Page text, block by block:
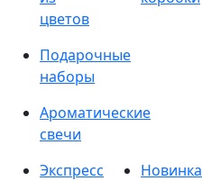
цветов
Подарочные
наборы
Ароматические
свечи
Экспресс
Новинка